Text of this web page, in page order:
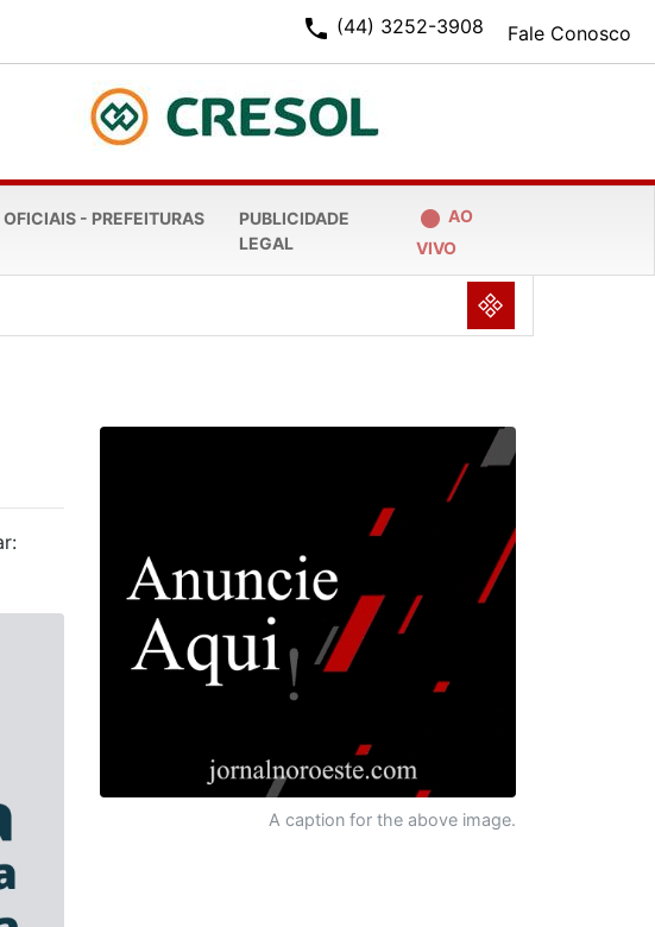
Fale Conosco
phone (44) 3252-3908
OFICIAIS - PREFEITURAS
PUBLICIDADE
LEGAL
fiber_manual_record AO
VIVO
NULL
A caption for the above image.